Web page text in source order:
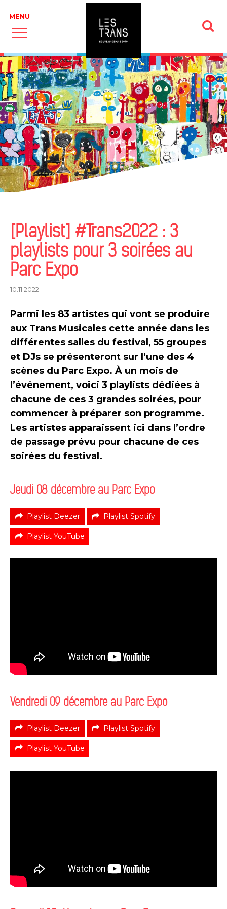
[Playlist] #Trans2022 : 3
playlists pour 3 soirées au
Parc Expo
10.11.2022
Parmi les 83 artistes qui vont se produire
aux Trans Musicales cette année dans les
différentes salles du festival, 55 groupes
et DJs se présenteront sur l’une des 4
scènes du Parc Expo. À un mois de
l’événement, voici 3 playlists dédiées à
chacune de ces 3 grandes soirées, pour
commencer à préparer son programme.
Les artistes apparaissent ici dans l’ordre
de passage prévu pour chacune de ces
soirées du festival.
Jeudi 08 décembre au Parc Expo
Playlist Deezer Playlist Spotify
Playlist YouTube
Vendredi 09 décembre au Parc Expo
Playlist Deezer Playlist Spotify
Playlist YouTube